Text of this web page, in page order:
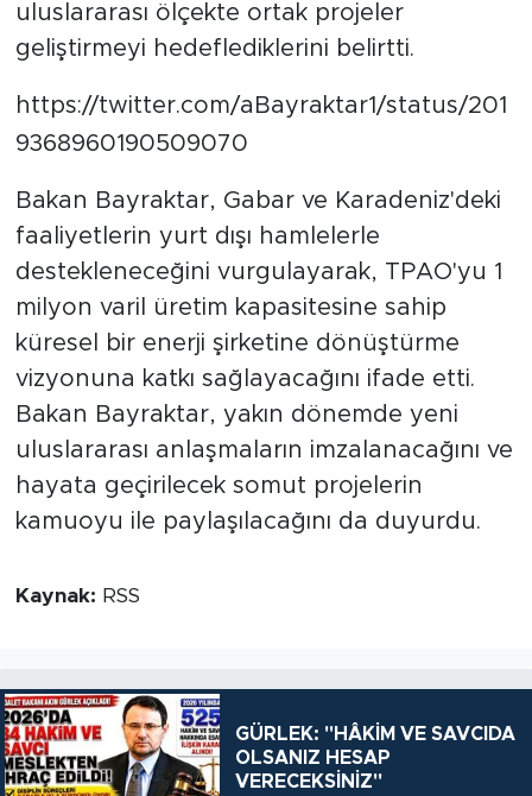
uluslararası ölçekte ortak projeler
geliştirmeyi hedeflediklerini belirtti.
https://twitter.com/aBayraktar1/status/201
9368960190509070
Bakan Bayraktar, Gabar ve Karadeniz'deki
faaliyetlerin yurt dışı hamlelerle
destekleneceğini vurgulayarak, TPAO'yu 1
milyon varil üretim kapasitesine sahip
küresel bir enerji şirketine dönüştürme
vizyonuna katkı sağlayacağını ifade etti.
Bakan Bayraktar, yakın dönemde yeni
uluslararası anlaşmaların imzalanacağını ve
hayata geçirilecek somut projelerin
kamuoyu ile paylaşılacağını da duyurdu.
Kaynak: RSS
GÜRLEK: "HÂKİM VE SAVCIDA
OLSANIZ HESAP
VERECEKSİNİZ"